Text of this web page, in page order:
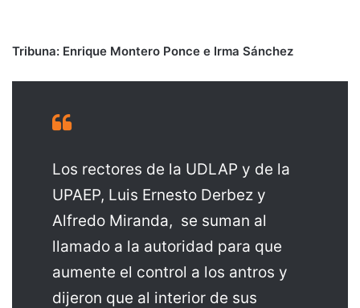
Tribuna: Enrique Montero Ponce e Irma Sánchez
Los rectores de la UDLAP y de la
UPAEP, Luis Ernesto Derbez y
Alfredo Miranda, se suman al
llamado a la autoridad para que
aumente el control a los antros y
dijeron que al interior de sus